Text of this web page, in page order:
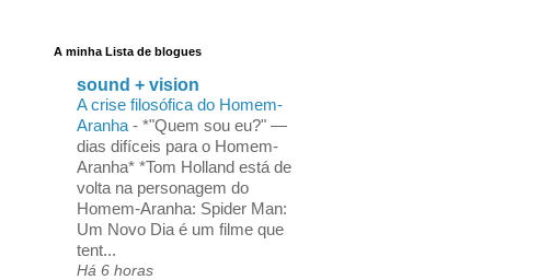
A minha Lista de blogues
sound + vision
A crise filosófica do Homem-
Aranha - *"Quem sou eu?" —
dias difíceis para o Homem-
Aranha* *Tom Holland está de
volta na personagem do
Homem-Aranha: Spider Man:
Um Novo Dia é um filme que
tent...
Há 6 horas